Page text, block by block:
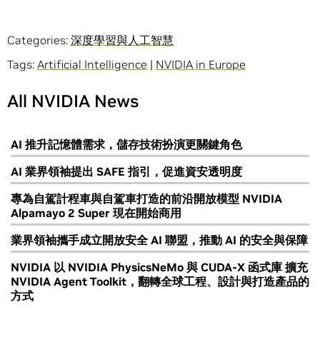
Categories: 深度學習與人工智慧
Tags: Artificial Intelligence | NVIDIA in Europe
All NVIDIA News
AI 推升記憶體需求，儲存技術扮演更關鍵角色
AI 業界領袖提出 SAFE 指引，促進資安透明度
專為自駕計程車與自駕車打造的前沿開放模型 NVIDIA
Alpamayo 2 Super 現在開始商用
業界領袖攜手成立開放安全 AI 聯盟，推動 AI 的安全與保障
NVIDIA 以 NVIDIA PhysicsNeMo 與 CUDA-X 函式庫 擴充
NVIDIA Agent Toolkit，翻轉全球工程、設計與打造產品的
方式